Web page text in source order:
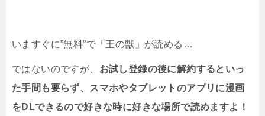
いますぐに”無料”で「王の獣」が読める…
ではないのですが、 お試し登録の後に解約するといっ
た手間も要らず、スマホやタブレットのアプリに漫画
をDLできるので好きな時に好きな場所で読めますよ！